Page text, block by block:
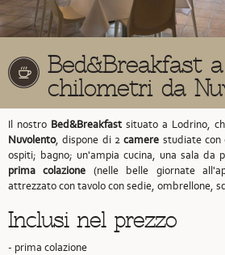
Bed&Breakfast
chilometri da
Il nostro Bed&Breakfast situato a Lodrino,
Nuvolento, dispone di 2camere studiate con
ospiti; bagno; un'ampia cucina, una sala da
prima colazione (nelle belle giornate
attrezzato con tavolo con sedie, ombrellone,
Inclusi nel prezzo
- prima colazione